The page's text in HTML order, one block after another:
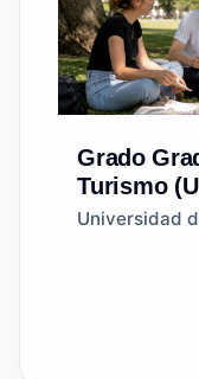
Grado
Turismo
Palmas de
Universidad